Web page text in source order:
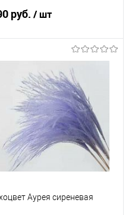
руб./ шт
В корзину
Купить в 1 клик
Сравнение
В избранное
В наличии
Аурея сиреневая